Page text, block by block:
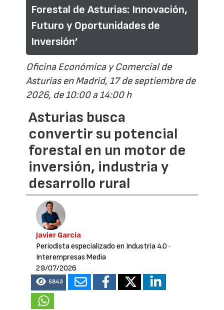
Forestal de Asturias: Innovación,
Futuro y Oportunidades de
Inversión’
Oficina Económica y Comercial de
Asturias en Madrid, 17 de septiembre de
2026, de 10:00 a 14:00 h
Asturias busca
convertir su potencial
forestal en un motor de
inversión, industria y
desarrollo rural
Javier García
Periodista especializado en Industria 4.0 ·
Interempresas Media
29/07/2026
5843